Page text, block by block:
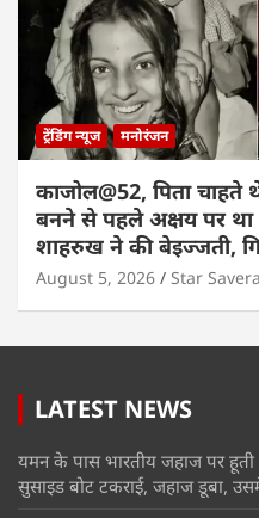
ट्रेंडिंग न्यूज मनोरंजन
काजोल@52, पिता चाहते
बनने से पहले अक्षय पर
शाहरुख ने की बेइज्जती,
August 5, 2026 Star Savera
LATEST NEWS
यमन के पास भारतीय जहाज पर हूती
सुसाइड बोट टकराई, जहाज डूबा,